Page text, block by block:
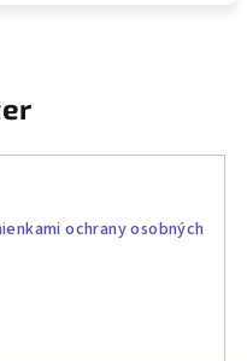
ochrany osobných